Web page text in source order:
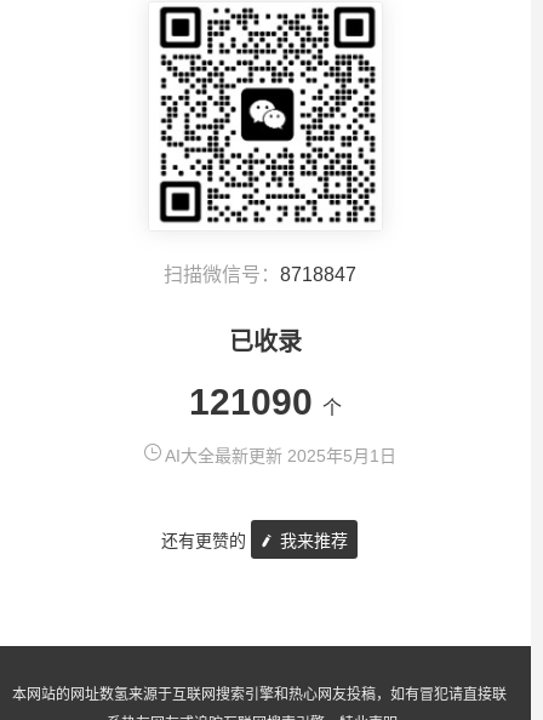
扫描微信号： 8718847
已收录
121090 个
AI大全最新更新 2025年5月1日
还有更赞的 我来推荐
本网站的网址数氢来源于互联网搜索引擎和热心网友投稿，如有冒犯请直接联